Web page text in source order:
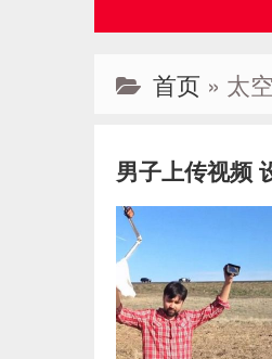
首页 » 太
男子上传视频